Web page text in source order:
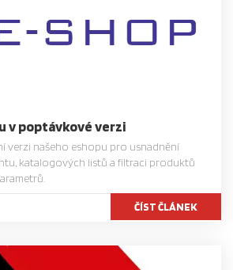
v poptávkové verzi
verzi našeho eshopu pro usnadnění
katalogových listů a filtraci produktů
ČÍST ČLÁNEK